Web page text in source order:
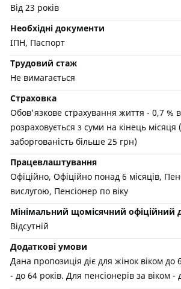
Від 23 років
Необхідні документи
ІПН, Паспорт
Трудовий стаж
Не вимагається
Страховка
Обов'язкове страхування життя - 0,7 %
розраховується з суми на кінець
заборгованість більше 25 грн)
Працевлаштування
Офіційно, Офіційно понад 6 місяців,
вислугою, Пенсіонер по віку
Мінімальний щомісячний офіційний
Відсутній
Додаткові умови
Дана пропозиція діє для жінок віком до
- до 64 років. Для пенсіонерів за віком -